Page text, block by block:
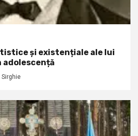
și existențiale ale lui
adolescență